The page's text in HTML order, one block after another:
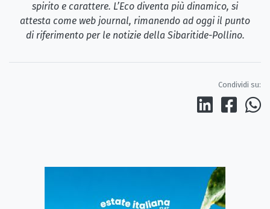
spirito e carattere. L’Eco diventa più dinamico, si
attesta come web journal, rimanendo ad oggi il punto
di riferimento per le notizie della Sibaritide-Pollino.
Condividi su: